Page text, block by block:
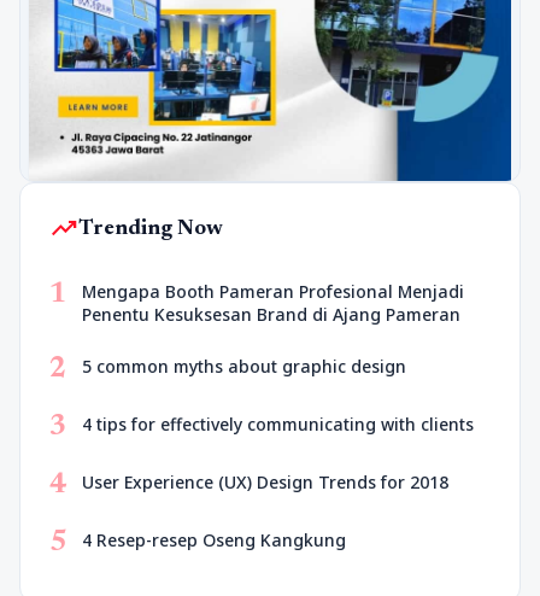
trending_upTrending Now
1
Mengapa Booth Pameran Profesional Menjadi
Penentu Kesuksesan Brand di Ajang Pameran
2 5 common myths about graphic design
3 4 tips for effectively communicating with clients
4 User Experience (UX) Design Trends for 2018
5 4 Resep-resep Oseng Kangkung